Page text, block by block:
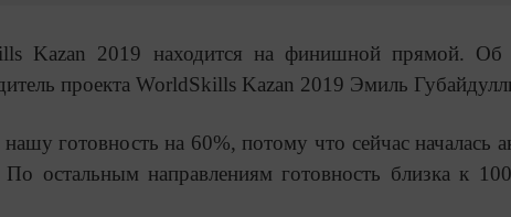
Kazan 2019 находится на финишной прямой. Об
проекта WorldSkills Kazan 2019 Эмиль
готовность на 60%, потому что сейчас началась
По остальным направлениям готовность близка к